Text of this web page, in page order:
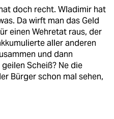
doch recht. Wladimir hat
Da wirft man das Geld
einen Wehretat raus, der
aller anderen
und dann
Scheiß? Ne die
Bürger schon mal sehen,